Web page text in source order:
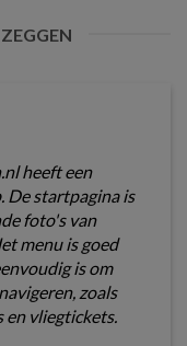
heeft een
startpagina is
foto's van
menu is goed
is om
zoals
en vliegtickets.